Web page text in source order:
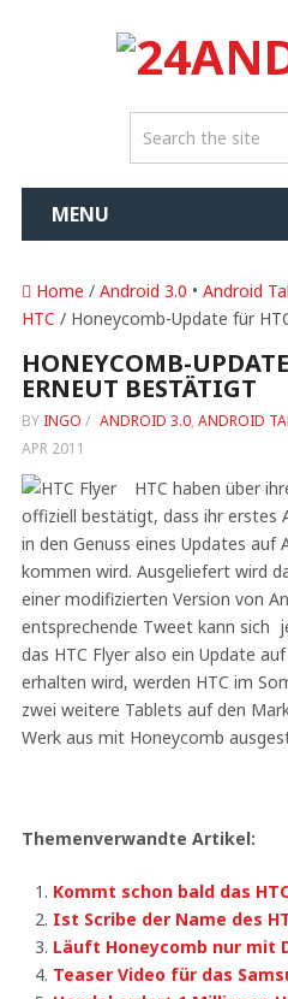
MENU
Home / Android 3.0 • Android
HTC / Honeycomb-Update für
HONEYCOMB-
ERNEUT BESTÄTIGT
BY INGO / ANDROID 3.0, ANDROID
APR 2011
HTC haben über
offiziell bestätigt, dass ihr erstes
in den Genuss eines Updates auf
kommen wird. Ausgeliefert wird
einer modifizierten Version von
entsprechende Tweet kann sich
das HTC Flyer also ein Update
erhalten wird, werden HTC im
zwei weitere Tablets auf den
Werk aus mit Honeycomb
Themenverwandte Artikel:
Kommt schon bald das
Ist Scribe der Name des
Läuft Honeycomb nur mit
Teaser Video für das